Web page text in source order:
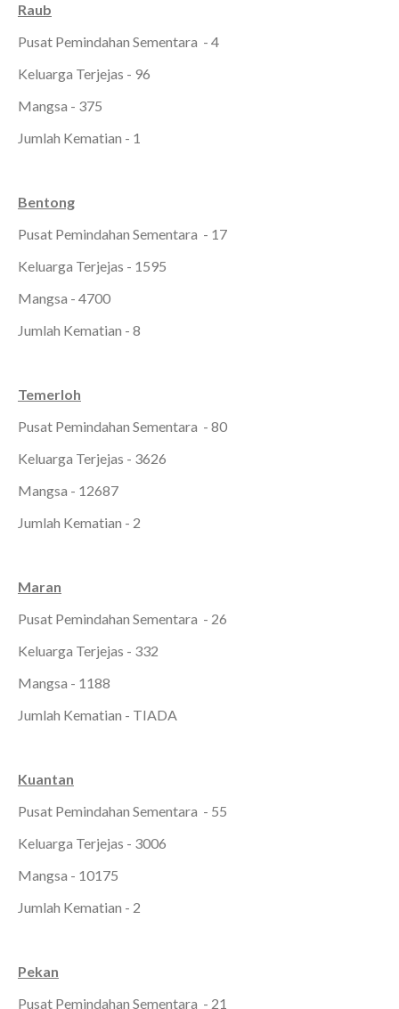
Raub
Pusat Pemindahan Sementara - 4
Keluarga Terjejas - 96
Mangsa - 375
Jumlah Kematian - 1
Bentong
Pusat Pemindahan Sementara - 17
Keluarga Terjejas - 1595
Mangsa - 4700
Jumlah Kematian - 8
Temerloh
Pusat Pemindahan Sementara - 80
Keluarga Terjejas - 3626
Mangsa - 12687
Jumlah Kematian - 2
Maran
Pusat Pemindahan Sementara - 26
Keluarga Terjejas - 332
Mangsa - 1188
Jumlah Kematian - TIADA
Kuantan
Pusat Pemindahan Sementara - 55
Keluarga Terjejas - 3006
Mangsa - 10175
Jumlah Kematian - 2
Pekan
Pusat Pemindahan Sementara - 21